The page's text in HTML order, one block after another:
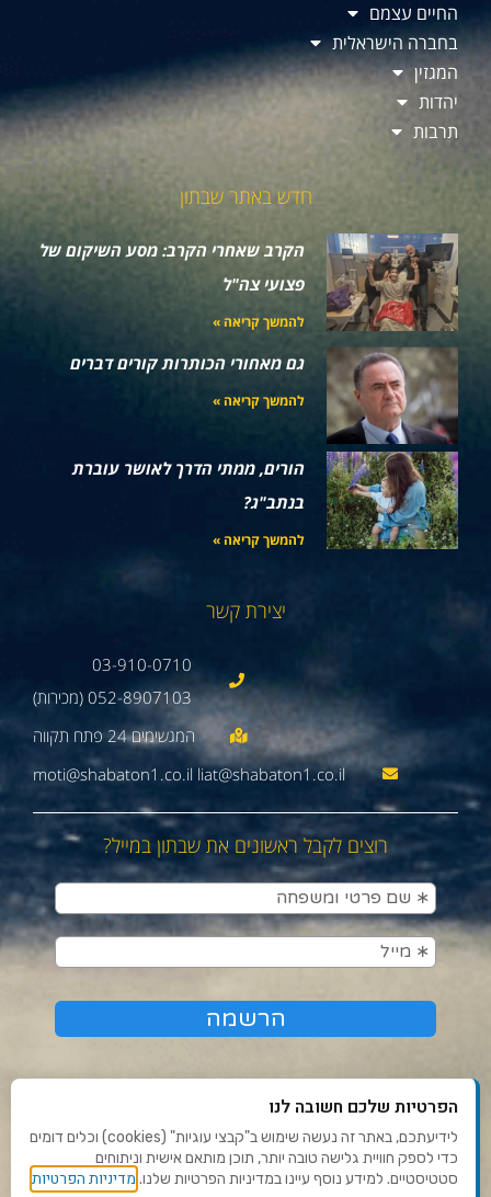
החיים עצמם
בחברה הישראלית
המגזין
יהדות
תרבות
חדש באתר שבתון
הקרב שאחרי הקרב: מסע השיקום של
פצועי צה"ל
להמשך קריאה »
גם מאחורי הכותרות קורים דברים
להמשך קריאה »
הורים, ממתי הדרך לאושר עוברת
בנתב"ג?
להמשך קריאה »
יצירת קשר
03-910-0710
052-8907103 (מכירות)
moti@shabaton1.co.il liat@shabaton1.co.il
רוצים לקבל ראשונים את שבתון במייל?
תנאי שימוש ומדיניות פרטיות
הפרטיות שלכם חשובה לנו
לידיעתכם, באתר זה נעשה שימוש ב"קבצי עוגיות" (cookies) וכלים דומים
כדי לספק חוויית גלישה טובה יותר, תוכן מותאם אישית וניתוחים
סטטיסטיים. למידע נוסף עיינו במדיניות הפרטיות שלנו. מדיניות הפרטיות